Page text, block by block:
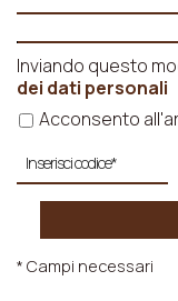
Inviando questo
dei dati personali
Acconsento
* Campi necessari